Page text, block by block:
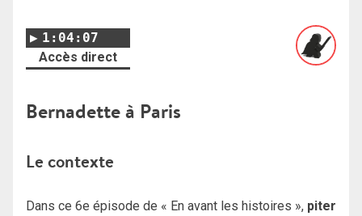
1:04:07
Accès direct
Bernadette à Paris
Le contexte
Dans ce 6e épisode de « En avant les histoires », piter